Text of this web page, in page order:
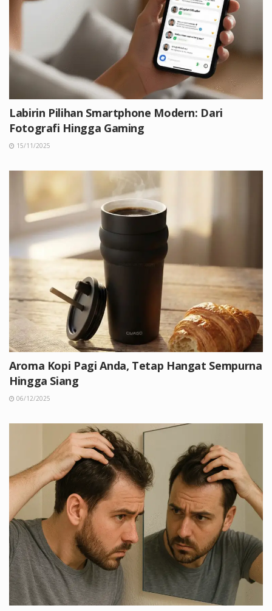
Labirin Pilihan Smartphone Modern: Dari
Fotografi Hingga Gaming
15/11/2025
Aroma Kopi Pagi Anda, Tetap Hangat Sempurna
Hingga Siang
06/12/2025